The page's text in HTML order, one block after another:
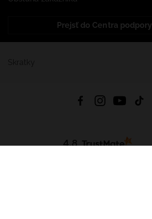
Prejsť do Centra podpory
4.8